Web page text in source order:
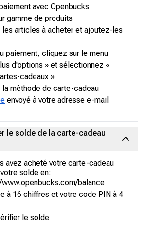
avec Openbucks
gamme de produits
articles à acheter et ajoutez-les
paiement, cliquez sur le menu
d'options » et sélectionnez «
cadeaux »
méthode de carte-cadeau
envoyé à votre adresse e-mail
le solde de la carte-cadeau
avez acheté votre carte-cadeau
solde en:
balance
à 16 chiffres et votre code PIN à 4
le solde